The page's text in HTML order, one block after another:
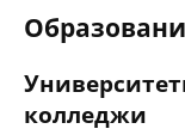
колледжи